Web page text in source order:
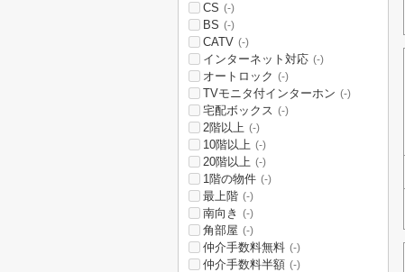
CS (-)
BS (-)
CATV (-)
インターネット対応 (-)
オートロック (-)
TVモニタ付インターホン (-)
宅配ボックス (-)
2階以上 (-)
10階以上 (-)
20階以上 (-)
1階の物件 (-)
最上階 (-)
南向き (-)
角部屋 (-)
仲介手数料無料 (-)
仲介手数料半額 (-)